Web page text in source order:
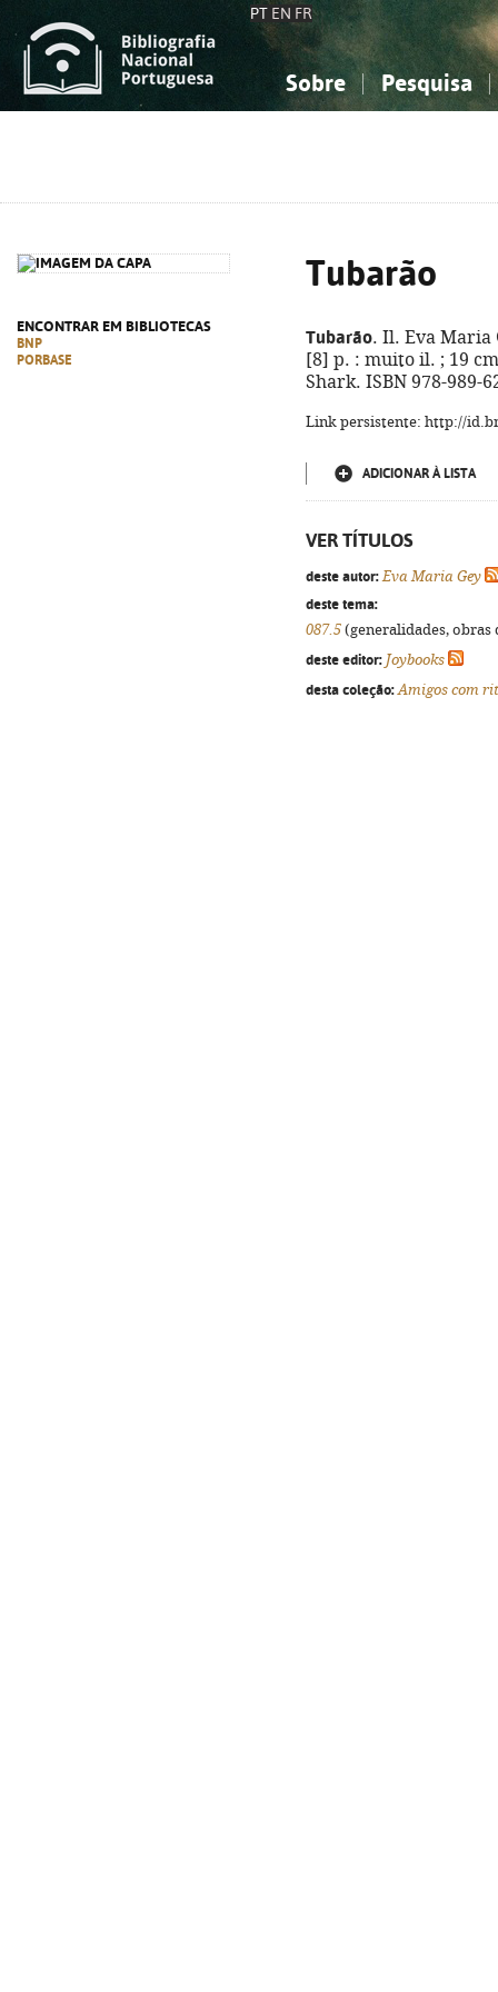
PT EN FR
Sobre Pesquisa
ENCONTRAR EM BIBLIOTECAS
BNP
PORBASE
Tubarão
Tubarão. Il. Eva Maria
[8] p. : muito il. ; 19
Shark. ISBN 978-989-
Link persistente: http://
ADICIONAR À LISTA
VER TÍTULOS
deste autor: Eva Maria Gey
deste tema:
087.5 (generalidades,
deste editor: Joybooks
desta coleção: Amigos com